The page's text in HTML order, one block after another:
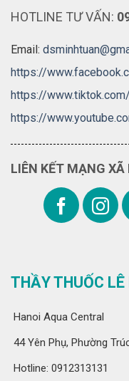
HOTLINE TƯ VẤN:
Email:
https://
https://
https://
LIÊN KẾT MẠNG XÃ
THẦY THUỐC LÊ
Hanoi Aqua Central
44 Yên Phụ, Phường
Hotline: 0912313131